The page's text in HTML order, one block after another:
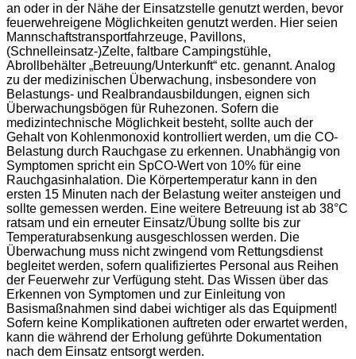
an oder in der Nähe der Einsatzstelle genutzt werden, bevor
feuerwehreigene Möglichkeiten genutzt werden. Hier seien
Mannschaftstransportfahrzeuge, Pavillons,
(Schnelleinsatz-)Zelte, faltbare Campingstühle,
Abrollbehälter „Betreuung/Unterkunft“ etc. genannt. Analog
zu der medizinischen Überwachung, insbesondere von
Belastungs- und Realbrandausbildungen, eignen sich
Überwachungsbögen für Ruhezonen. Sofern die
medizintechnische Möglichkeit besteht, sollte auch der
Gehalt von Kohlenmonoxid kontrolliert werden, um die CO-
Belastung durch Rauchgase zu erkennen. Unabhängig von
Symptomen spricht ein SpCO-Wert von 10% für eine
Rauchgasinhalation. Die Körpertemperatur kann in den
ersten 15 Minuten nach der Belastung weiter ansteigen und
sollte gemessen werden. Eine weitere Betreuung ist ab 38°C
ratsam und ein erneuter Einsatz/Übung sollte bis zur
Temperaturabsenkung ausgeschlossen werden. Die
Überwachung muss nicht zwingend vom Rettungsdienst
begleitet werden, sofern qualifiziertes Personal aus Reihen
der Feuerwehr zur Verfügung steht. Das Wissen über das
Erkennen von Symptomen und zur Einleitung von
Basismaßnahmen sind dabei wichtiger als das Equipment!
Sofern keine Komplikationen auftreten oder erwartet werden,
kann die während der Erholung geführte Dokumentation
nach dem Einsatz entsorgt werden.